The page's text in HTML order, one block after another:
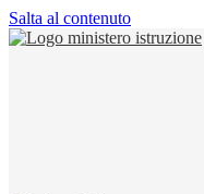
Salta al contenuto